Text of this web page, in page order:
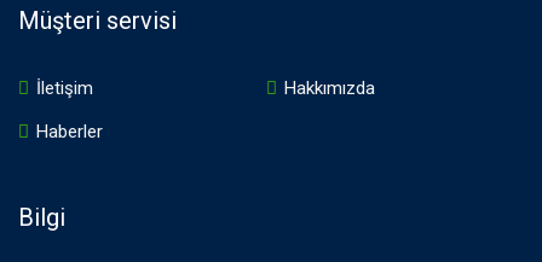
Müşteri servisi
İletişim
Hakkımızda
Haberler
Bilgi